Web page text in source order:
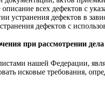
описание всех дефектов с
устранения дефектов в
дефектов с
при рассмотрении дела
нашей Федерации,
исковые требования,